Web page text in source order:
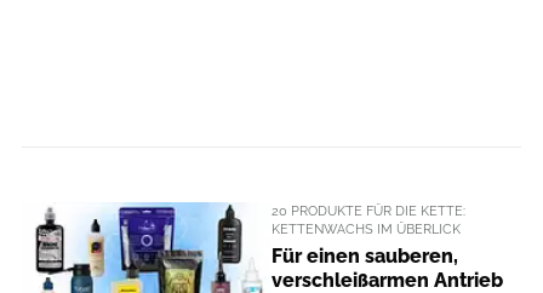
20 PRODUKTE FÜR DIE KETTE:
KETTENWACHS IM ÜBERLICK
Für einen sauberen,
verschleißarmen Antrieb